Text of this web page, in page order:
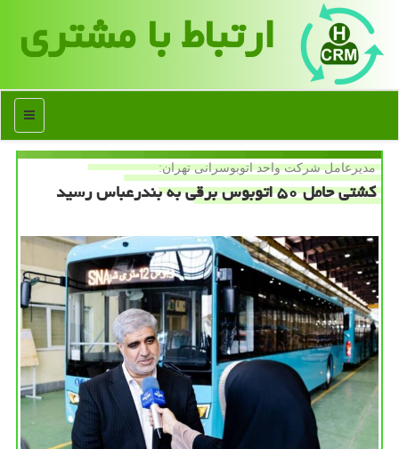
ارتباط با مشتری
منو
مدیرعامل شركت واحد اتوبوسرانی تهران:
کشتی حامل ۵۰ اتوبوس برقی به بندرعباس رسید